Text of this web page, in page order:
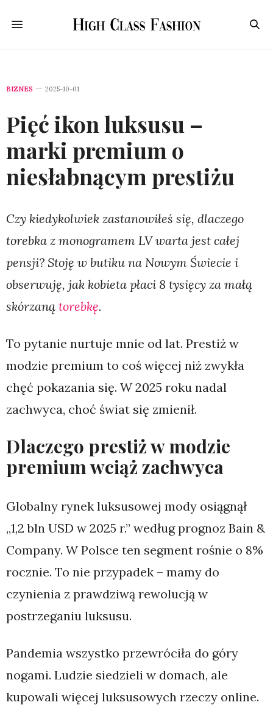
BIZNES 2025-10-01
Pięć ikon luksusu –
marki premium o
niesłabnącym prestiżu
Czy kiedykolwiek zastanowiłeś się, dlaczego
torebka z monogramem LV warta jest całej
pensji? Stoję w butiku na Nowym Świecie i
obserwuję, jak kobieta płaci 8 tysięcy za małą
skórzaną torebkę.
To pytanie nurtuje mnie od lat. Prestiż w
modzie premium to coś więcej niż zwykła
chęć pokazania się. W 2025 roku nadal
zachwyca, choć świat się zmienił.
Dlaczego prestiż w modzie
premium wciąż zachwyca
Globalny rynek luksusowej mody osiągnął
„1,2 bln USD w 2025 r.” według prognoz Bain &
Company. W Polsce ten segment rośnie o 8%
rocznie. To nie przypadek – mamy do
czynienia z prawdziwą rewolucją w
postrzeganiu luksusu.
Pandemia wszystko przewróciła do góry
nogami. Ludzie siedzieli w domach, ale
kupowali więcej luksusowych rzeczy online.